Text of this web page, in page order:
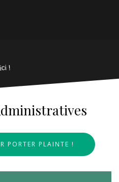
!
PORTER PLAINTE !